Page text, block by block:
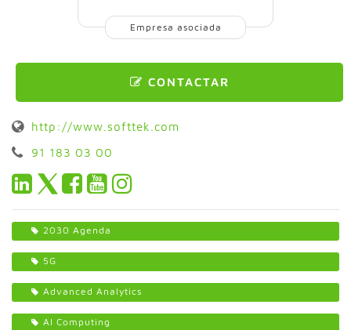
Empresa asociada
CONTACTAR
http://www.softtek.com
91 183 03 00
2030 Agenda
5G
Advanced Analytics
AI Computing